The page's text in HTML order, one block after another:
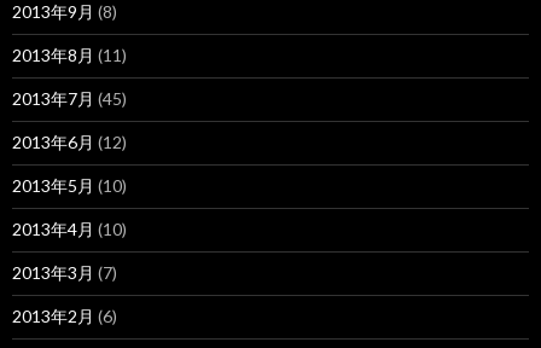
2013年9月 (8)
2013年8月 (11)
2013年7月 (45)
2013年6月 (12)
2013年5月 (10)
2013年4月 (10)
2013年3月 (7)
2013年2月 (6)